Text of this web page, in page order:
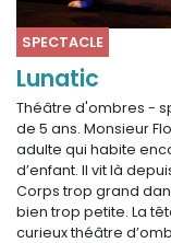
SPECTACLE
Lunatic
Théâtre d'ombres -
de 5 ans. Monsieur
adulte qui habite
d’enfant. Il vit là
Corps trop grand
bien trop petite. La
curieux théâtre